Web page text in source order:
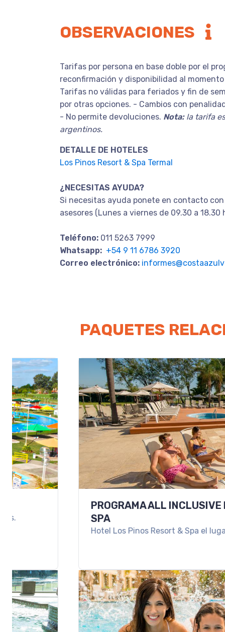
OBSERVACIONES
Tarifas por persona en base doble por el
reconfirmación y disponibilidad al
Tarifas no válidas para feriados y fin de
por otras opciones. - Cambios con
- No permite devoluciones. Nota:la tarifa
argentinos.
DETALLE DE HOTELES
Los Pinos Resort & Spa Termal
¿NECESITAS AYUDA?
Si necesitas ayuda ponete en contacto
asesores (Lunes a viernes de 09.30 a 18.30
Teléfono: 011 5263 7999
Whatsapp: +54 9 11 6786 3920
Correo electrónico:
PAQUETES
PROGRAMA ALL INCLUSIVE EN HOTEL
Hotel Los Pinos Resort & Spa el lugar ideal para